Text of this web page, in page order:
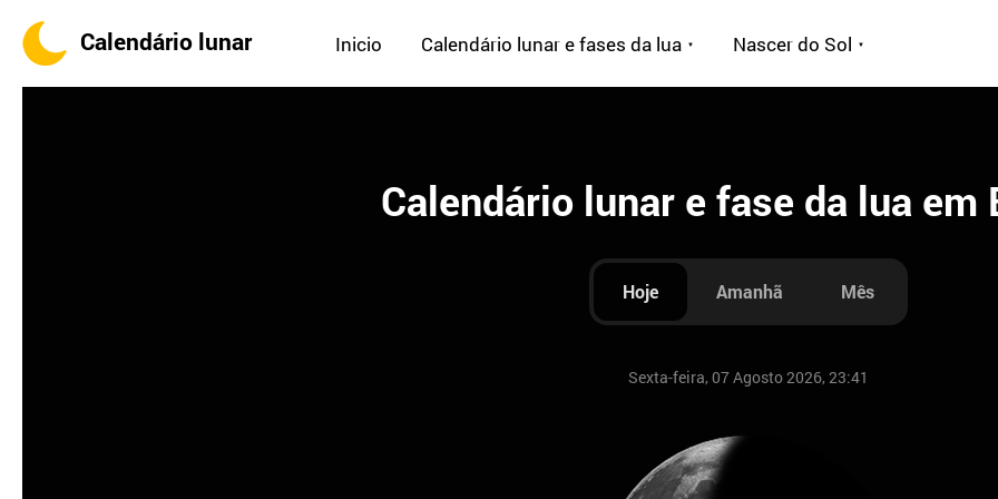
Calendário lunar Inicio Calendário lunar e fases da lua Nascer do Sol
Calendário lunar e fase da lua em
Hoje Amanhã Mês
Sexta-feira, 07 Agosto 2026, 23:41